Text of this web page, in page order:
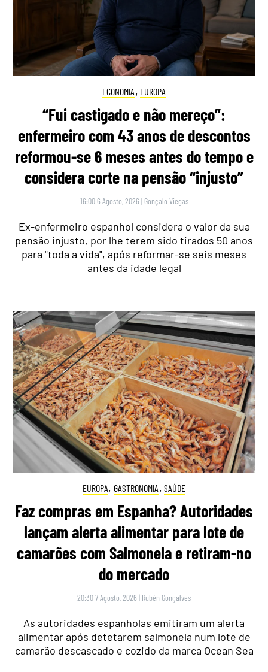
ECONOMIA , EUROPA
“Fui castigado e não mereço”:
enfermeiro com 43 anos de descontos
reformou-se 6 meses antes do tempo e
considera corte na pensão “injusto”
16:00 6 Agosto, 2026 | Gonçalo Viegas
Ex-enfermeiro espanhol considera o valor da sua
pensão injusto, por lhe terem sido tirados 50 anos
para "toda a vida", após reformar-se seis meses
antes da idade legal
EUROPA, GASTRONOMIA , SAÚDE
Faz compras em Espanha? Autoridades
lançam alerta alimentar para lote de
camarões com Salmonela e retiram-no
do mercado
20:30 7 Agosto, 2026 | Rubén Gonçalves
As autoridades espanholas emitiram um alerta
alimentar após detetarem salmonela num lote de
camarão descascado e cozido da marca Ocean Sea